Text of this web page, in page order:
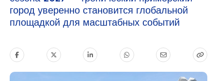
город уверенно становится глобальной
площадкой для масштабных событий